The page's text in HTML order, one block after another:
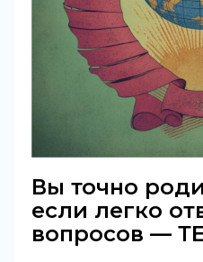
Вы точно
если легко
вопросов —